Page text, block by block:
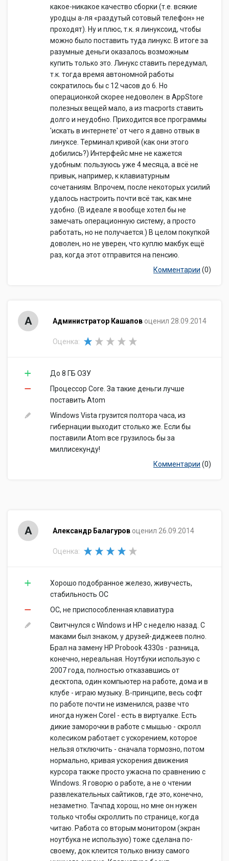
какое-никакое качество сборки (т.е. всякие
уродцы а-ля «раздутый сотовый телефон» не
проходят). Ну и плюс, т.к. я линуксоид, чтобы
можно было поставить туда линукс. В итоге за
разумные деньги оказалось возможным
купить только это. Линукс ставить передумал,
т.к. тогда время автономной работы
сократилось бы с 12 часов до 6. Но
операционкой скорее недоволен: в AppStore
полезных вещей мало, а из macports ставить
долго и неудобно. Приходится все программы
'искать в интернете' от чего я давно отвык в
линуксе. Терминал кривой (как они этого
добились?) Интерфейс мне не кажется
удобным: пользуюсь уже 4 месяца, а всё не
привык, например, к клавиатурным
сочетаниям. Впрочем, после некоторых усилий
удалось настроить почти всё так, как мне
удобно. (В идеале я вообще хотел бы не
замечать операционную систему, а просто
работать, но не получается.) В целом покупкой
доволен, но не уверен, что куплю макбук ещё
раз, когда этот отправится на пенсию.
Комментарии (0)
А Администратор Кашапов оценил 28.09.2014
Оценка:
До 8 ГБ ОЗУ
Процессор Core. За такие деньги лучше
поставить Atom
Windows Vista грузится полтора часа, из
гибернации выходит столько же. Если бы
поставили Atom все грузилось бы за
миллисекунду!
Комментарии (0)
А Александр Балагуров оценил 26.09.2014
Оценка:
Хорошо подобранное железо, живучесть,
стабильность ОС
ОС, не приспособленная клавиатура
Свитчнулся с Windows и HP с неделю назад. С
маками был знаком, у друзей-диджеев полно.
Брал на замену HP Probook 4330s - разница,
конечно, нереальная. Ноутбуки использую с
2007 года, полностью отказавшись от
десктопа, один компьютер на работе, дома и в
клубе - играю музыку. В-принципе, весь софт
по работе почти не изменился, разве что
иногда нужен Corel - есть в виртуалке. Есть
дикие заморочки в работе с мышью - скролл
колесиком работает с ускорением, которое
нельзя отключить - сначала тормозно, потом
нормально, кривая ускорения движения
курсора также просто ужасна по сравнению с
Windows. Я говорю о работе, а не о чтении
развлекательных сайтиков, где это, конечно,
незаметно. Тачпад хорош, но мне он нужен
только чтобы скроллить по странице, когда
читаю. Работа со вторым монитором (экран
ноутбука не использую) тоже сделана по-
своему, док клеится только внизу самого